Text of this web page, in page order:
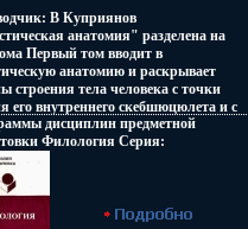
В Куприянов
анатомия" разделена на
Первый том вводит в
анатомию и раскрывает
строения тела человека с точки
его внутреннего скебшюцюлета и с
зрения внешних форм Ясно
три раздела первого
первый - характеристика
и история пластической
Подробно рассмотрено
трудов Леонардо да Винчи,
дисциплин предметной
Филология Серия:
университет инфо 10446t.